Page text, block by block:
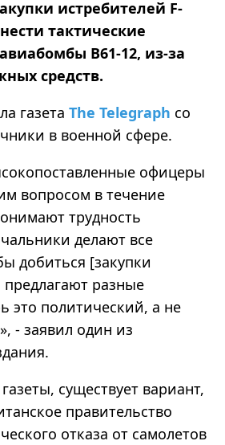
истребителей F-
тактические
B61-12, из-за
средств.
газета The Telegraph со
в военной сфере.
офицеры
вопросом в течение
трудность
делают все
добиться [закупки
разные
это политический, а не
- заявил один из
существует вариант,
правительство
отказа от самолетов